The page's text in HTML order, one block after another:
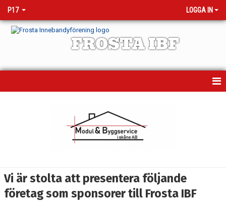
P17 LOGGA IN
FROSTA IBF
TRUPPEN
Vi är stolta att presentera följande
företag som sponsorer till Frosta IBF